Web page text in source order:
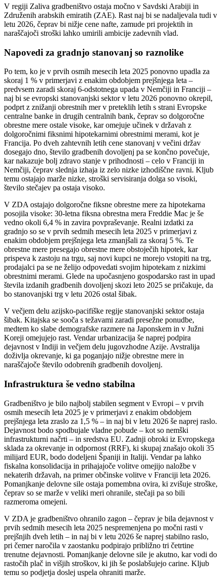
V regiji Zaliva gradbeništvo ostaja močno v Savdski Arabiji in
Združenih arabskih emiratih (ZAE). Rast naj bi se nadaljevala tudi v
letu 2026, čeprav bi nižje cene nafte, zamude pri projektih in
naraščajoči stroški lahko umirili ambicije zadevnih vlad.
Napovedi za gradnjo stanovanj so raznolike
Po tem, ko je v prvih osmih mesecih leta 2025 ponovno upadla za
skoraj 1 % v primerjavi z enakim obdobjem prejšnjega leta –
predvsem zaradi skoraj 6-odstotnega upada v Nemčiji in Franciji –
naj bi se evropski stanovanjski sektor v letu 2026 ponovno okrepil,
podprt z znižanji obrestnih mer v preteklih letih s strani Evropske
centralne banke in drugih centralnih bank, čeprav so dolgoročne
obrestne mere ostale visoke, kar omejuje učinek v državah z
dolgoročnimi fiksnimi hipotekarnimi obrestnimi merami, kot je
Francija. Po dveh zahtevnih letih cene stanovanj v večini držav
dosegajo dno, število gradbenih dovoljenj pa se končno povečuje,
kar nakazuje bolj zdravo stanje v prihodnosti – celo v Franciji in
Nemčiji, čeprav slednja izhaja iz zelo nizke izhodiščne ravni. Kljub
temu ostajajo marže nizke, stroški servisiranja dolga so visoki,
število stečajev pa ostaja visoko.
V ZDA ostajajo dolgoročne fiksne obrestne mere za hipotekarna
posojila visoke: 30-letna fiksna obrestna mera Freddie Mac je še
vedno okoli 6,4 % in zavira povpraševanje. Realni izdatki za
gradnjo so se v prvih sedmih mesecih leta 2025 v primerjavi z
enakim obdobjem prejšnjega leta zmanjšali za skoraj 5 %. Te
obrestne mere presegajo obrestne mere obstoječih hipotek, kar
prispeva k zastoju na trgu, saj novi kupci ne morejo vstopiti na trg,
prodajalci pa se ne želijo odpovedati svojim hipotekam z nizkimi
obrestnimi merami. Glede na upočasnjeno gospodarsko rast in upad
števila izdanih gradbenih dovoljenj skozi leto 2025 se pričakuje, da
bo stanovanjski trg v letu 2026 ostal šibak.
V večjem delu azijsko-pacifiške regije stanovanjski sektor ostaja
šibak. Kitajska se sooča s težavami zaradi presežne ponudbe,
medtem ko slabe demografske razmere na Japonskem in v Južni
Koreji omejujejo rast. Vendar urbanizacija še naprej podpira
dejavnost v Indiji in večjem delu jugovzhodne Azije. Avstralija
doživlja okrevanje, ki ga poganjajo nižje obrestne mere in
naraščajoče število odobrenih gradbenih dovoljenj.
Infrastruktura še vedno stabilna
Gradbeništvo je bilo najbolj stabilen segment v Evropi – v prvih
osmih mesecih leta 2025 je v primerjavi z enakim obdobjem
prejšnjega leta zraslo za 1,5 % – in naj bi v letu 2026 še naprej raslo.
Dejavnost bodo spodbujale vladne pobude – kot so nemški
infrastrukturni načrti – in sredstva EU. Zadnji obroki iz Evropskega
sklada za okrevanje in odpornost (RRF), ki skupaj znašajo okoli 35
milijard EUR, bodo dodeljeni Španiji in Italiji. Vendar pa lahko
fiskalna konsolidacija in prihajajoče volitve omejijo naložbe v
nekaterih državah, na primer občinske volitve v Franciji leta 2026.
Pomanjkanje delovne sile ostaja pomembna ovira, ki zvišuje stroške,
čeprav so se marže v veliki meri ohranile, stečaji pa so bili
razmeroma omejeni.
V ZDA je gradbeništvo ohranilo zagon – čeprav je bila dejavnost v
prvih sedmih mesecih leta 2025 nespremenjena po močni rasti v
prejšnjih dveh letih – in naj bi v letu 2026 še naprej stabilno raslo,
pri čemer naročila v zaostanku podpirajo približno tri četrtine
trenutne dejavnosti. Pomanjkanje delovne sile je akutno, kar vodi do
rastočih plač in višjih stroškov, ki jih še poslabšujejo carine. Kljub
temu so podjetja doslej uspela ohraniti marže.